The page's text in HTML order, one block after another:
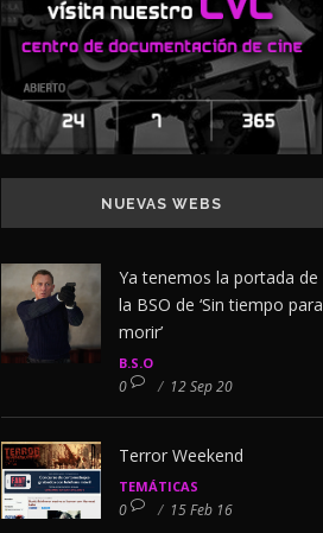
NUEVAS WEBS
Ya tenemos la portada de
la BSO de ‘Sin tiempo para
morir’
B.S.O
0 / 12 Sep 20
Terror Weekend
TEMÁTICAS
0 / 15 Feb 16